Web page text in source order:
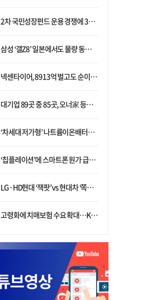
2차 국민성장펀드 운용 경쟁에 33개사 몰렸다…신한·하나 등 새 얼굴 대거 합류
삼성 ‘갤Z8’ 일본에서도 물량 동났다…애플 참전 앞두고 선두 수성 ‘시험대’
넥센타이어, 8913억 벌고도 순이익 2억…유럽 세부담에 이익 증발
대기업 89곳 중 85곳, 오너家 등기임원 겸직…BS 46곳·SM 45곳 ‘족벌경영’ 고착화
‘차세대 저가형’ 나트륨이온배터리 시대 오나…LG화학·에코프로, 상용화 속도낸다
‘칩플레이션’에 스마트폰 원가 급등…삼성전자, ‘엑시노스’ 채택 확대하나
LG·HD현대 ‘잭팟’ vs 현대차 ‘쪽박’…글로벌 사모펀드, 韓 대기업 투자 ‘희비’
고령화에 치매보험 수요 확대…KB손보·삼성화재가 ‘시장 주도’